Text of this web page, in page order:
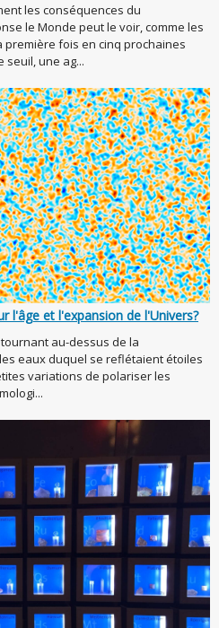
les conséquences du
le Monde peut le voir, comme les
fois en cinq prochaines
seuil, une ag...
l'âge et l'expansion de l'Univers?
au-dessus de la
eaux duquel se reflétaient étoiles
variations de polariser les